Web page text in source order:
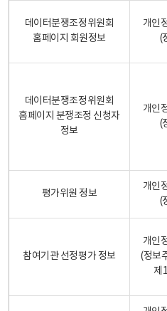
데이터분쟁조정위원회
홈페이지 회원정보
개인
(
데이터분쟁조정위원회
홈페이지 분쟁조정 신청자
정보
개인
(
평가위원 정보
개인
(
참여기관 선정평가 정보
개인
(정보
제